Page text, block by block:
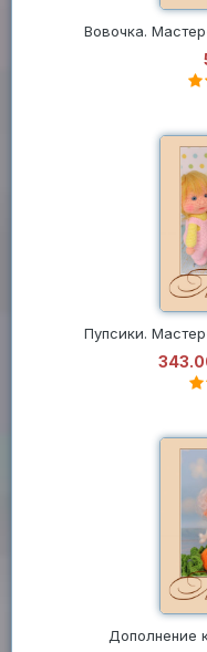
Вовочка.
Пупсики.
Дополнение